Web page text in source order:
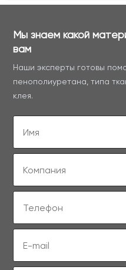
Мы знаем какой
вам
Наши эксперты готовы
пенополиуретана, типа
клея.